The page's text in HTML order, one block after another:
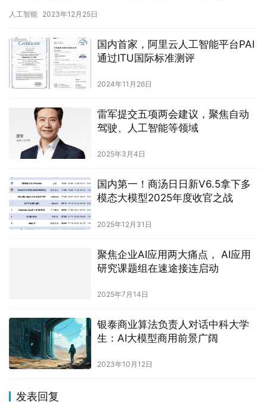
人工智能 2023年12月25日
国内首家，阿里云人工智能平台PAI
通过ITU国际标准测评
2024年11月26日
雷军提交五项两会建议，聚焦自动
驾驶、人工智能等领域
2025年3月4日
国内第一！商汤日日新V6.5拿下多
模态大模型2025年度收官之战
2025年12月31日
聚焦企业AI应用两大痛点， AI应用
研究课题组在速途接连启动
2025年7月14日
银泰商业算法负责人对话中科大学
生：AI大模型商用前景广阔
2023年10月12日
发表回复